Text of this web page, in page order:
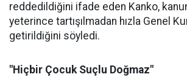
reddedildiğini ifade eden Kanko,
yeterince tartışılmadan hızla Genel
getirildiğini söyledi.
"Hiçbir Çocuk Suçlu Doğmaz"